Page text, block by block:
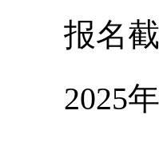
报名截
2025年